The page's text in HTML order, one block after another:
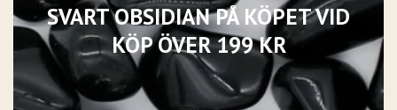
SVART OBSIDIAN PÅ KÖPET VID
KÖP ÖVER 199 KR